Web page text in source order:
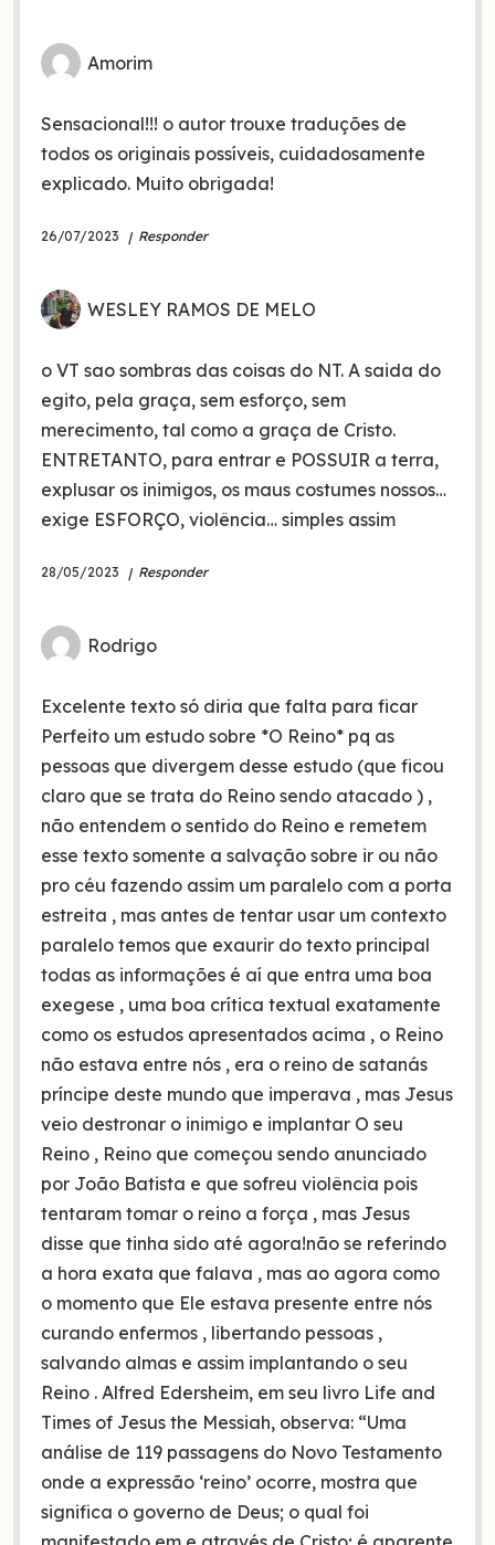
Amorim
Sensacional!!! o autor trouxe traduções de
todos os originais possíveis, cuidadosamente
explicado. Muito obrigada!
26/07/2023 Responder
WESLEY RAMOS DE MELO
o VT sao sombras das coisas do NT. A saida do
egito, pela graça, sem esforço, sem
merecimento, tal como a graça de Cristo.
ENTRETANTO, para entrar e POSSUIR a terra,
explusar os inimigos, os maus costumes nossos…
exige ESFORÇO, violência… simples assim
28/05/2023 Responder
Rodrigo
Excelente texto só diria que falta para ficar
Perfeito um estudo sobre *O Reino* pq as
pessoas que divergem desse estudo (que ficou
claro que se trata do Reino sendo atacado ) ,
não entendem o sentido do Reino e remetem
esse texto somente a salvação sobre ir ou não
pro céu fazendo assim um paralelo com a porta
estreita , mas antes de tentar usar um contexto
paralelo temos que exaurir do texto principal
todas as informações é aí que entra uma boa
exegese , uma boa crítica textual exatamente
como os estudos apresentados acima , o Reino
não estava entre nós , era o reino de satanás
príncipe deste mundo que imperava , mas Jesus
veio destronar o inimigo e implantar O seu
Reino , Reino que começou sendo anunciado
por João Batista e que sofreu violência pois
tentaram tomar o reino a força , mas Jesus
disse que tinha sido até agora!não se referindo
a hora exata que falava , mas ao agora como
o momento que Ele estava presente entre nós
curando enfermos , libertando pessoas ,
salvando almas e assim implantando o seu
Reino . Alfred Edersheim, em seu livro Life and
Times of Jesus the Messiah, observa: “Uma
análise de 119 passagens do Novo Testamento
onde a expressão ‘reino’ ocorre, mostra que
significa o governo de Deus; o qual foi